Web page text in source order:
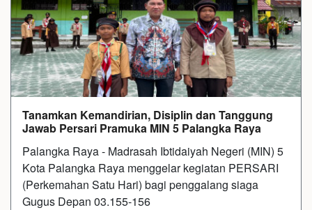
Tanamkan Kemandirian, Disiplin dan Tanggung
Jawab Persari Pramuka MIN 5 Palangka Raya
Palangka Raya - Madrasah Ibtidaiyah Negeri (MIN) 5
Kota Palangka Raya menggelar kegiatan PERSARI
(Perkemahan Satu Hari) bagi penggalang siaga
Gugus Depan 03.155-156